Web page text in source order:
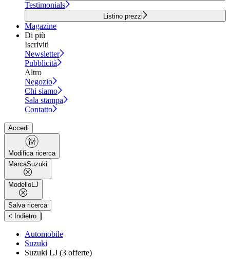
Testimonials
Listino prezzi
Magazine
Di più
Iscriviti
Newsletter
Pubblicità
Altro
Negozio
Chi siamo
Sala stampa
Contatto
Accedi
Modifica ricerca
MarcaSuzuki
ModelloLJ
Salva ricerca
< Indietro |
Automobile
Suzuki
Suzuki LJ (3 offerte)